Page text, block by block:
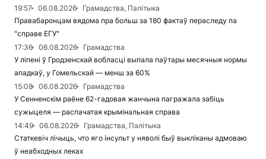
19:57
06.08.2026
Грамадства, Палітыка
Правабаронцам вядома пра больш за 180 фактаў пераследу па
"справе ЕГУ"
17:36
06.08.2026
Грамадства
У ліпені ў Гродзенскай вобласці выпала паўтары месячныя нормы
ападкаў, у Гомельскай — менш за 60%
15:08
06.08.2026
Грамадства
У Сенненскім раёне 62-гадовая жанчына пагражала забіць
сужыцеля — распачатая крымінальная справа
14:49
06.08.2026
Грамадства, Палітыка
Статкевіч лічыць, что яго інсульт у няволі быў выкліканы адмоваю
ў неабходных леках